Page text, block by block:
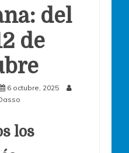
del
de
6 octubre, 2025
los